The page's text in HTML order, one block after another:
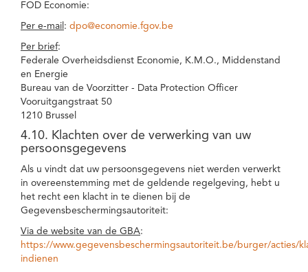
FOD Economie:
Per e-mail : dpo@economie.fgov.be
Per brief:
Federale Overheidsdienst Economie, K.M.O., Middenstand
en Energie
Bureau van de Voorzitter - Data Protection Officer
Vooruitgangstraat 50
1210 Brussel
4.10. Klachten over de verwerking van uw
persoonsgegevens
Als u vindt dat uw persoonsgegevens niet werden verwerkt
in overeenstemming met de geldende regelgeving, hebt u
het recht een klacht in te dienen bij de
Gegevensbeschermingsautoriteit:
Via de website van de GBA:
https://www.gegevensbeschermingsautoriteit.be/burger/acties/
indienen